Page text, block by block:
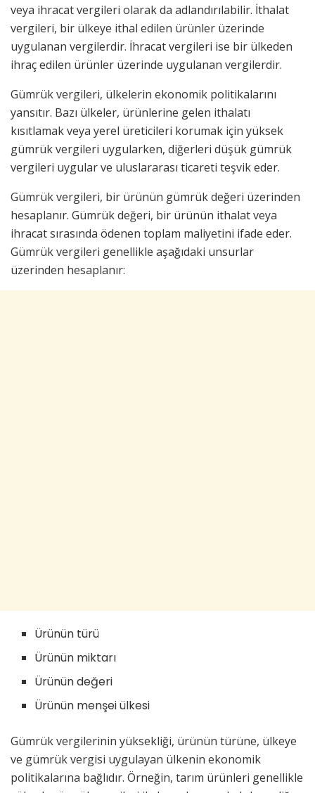
veya ihracat vergileri olarak da adlandırılabilir. İthalat
vergileri, bir ülkeye ithal edilen ürünler üzerinde
uygulanan vergilerdir. İhracat vergileri ise bir ülkeden
ihraç edilen ürünler üzerinde uygulanan vergilerdir.
Gümrük vergileri, ülkelerin ekonomik politikalarını
yansıtır. Bazı ülkeler, ürünlerine gelen ithalatı
kısıtlamak veya yerel üreticileri korumak için yüksek
gümrük vergileri uygularken, diğerleri düşük gümrük
vergileri uygular ve uluslararası ticareti teşvik eder.
Gümrük vergileri, bir ürünün gümrük değeri üzerinden
hesaplanır. Gümrük değeri, bir ürünün ithalat veya
ihracat sırasında ödenen toplam maliyetini ifade eder.
Gümrük vergileri genellikle aşağıdaki unsurlar
üzerinden hesaplanır:
Ürünün türü
Ürünün miktarı
Ürünün değeri
Ürünün menşei ülkesi
Gümrük vergilerinin yüksekliği, ürünün türüne, ülkeye
ve gümrük vergisi uygulayan ülkenin ekonomik
politikalarına bağlıdır. Örneğin, tarım ürünleri genellikle